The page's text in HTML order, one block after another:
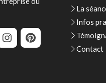
La
Infos
Contact